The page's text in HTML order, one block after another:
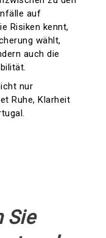
auf
Risiken kennt,
wählt,
auch die
nur
Ruhe, Klarheit
Sie